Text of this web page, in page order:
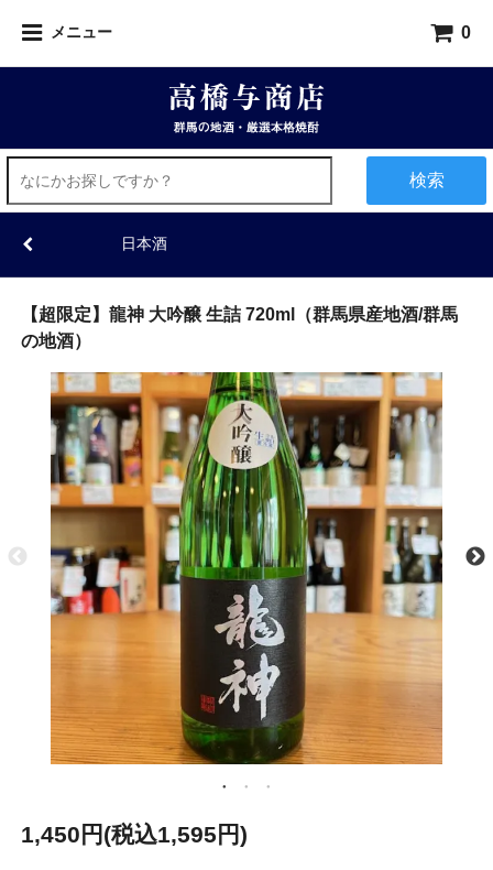
メニュー 0
検索
日本酒
【超限定】龍神 大吟醸 生詰 720ml（群馬県産地酒/群馬
の地酒）
1,450円(税込1,595円)